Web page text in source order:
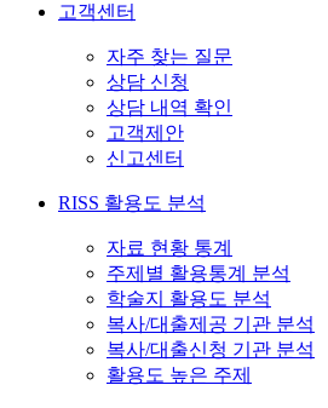
고객센터
자주 찾는 질문
상담 신청
상담 내역 확인
고객제안
신고센터
RISS 활용도 분석
자료 현황 통계
주제별 활용통계 분석
학술지 활용도 분석
복사/대출제공 기관 분석
복사/대출신청 기관 분석
활용도 높은 주제